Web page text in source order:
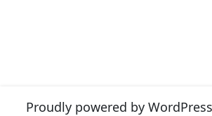
Proudly powered by WordPress